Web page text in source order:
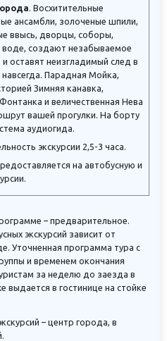
. Восхитительные
ансамбли, золоченые шпили,
ввысь, дворцы, соборы,
воде, создают незабываемое
и оставят неизгладимый след в
Парадная Мойка,
Зимняя канавка,
и величественная Нева
вашей прогулки. На борту
аудиогида.
экскурсии 2,5-3 часа.
на автобусную и
– предварительное.
экскурсий зависит от
Уточненная программа тура с
и временем окончания
за неделю до заезда в
выдается в гостинице на стойке
– центр города, в